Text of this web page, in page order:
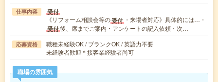
仕事内容 受付
《リフォーム相談会等の受付 ・来場者対応》具体的には…・
受付後、席までご案内・アンケートの記入依頼・次…
応募資格
職種未経験OK / ブランクOK / 英語力不要
未経験者歓迎＊接客業経験者尚可
職場の雰囲気